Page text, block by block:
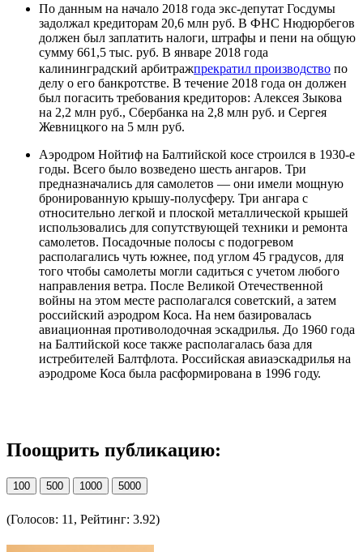
По данным на начало 2018 года экс-депутат Госдумы
задолжал кредиторам 20,6 млн руб. В ФНС Нюдюрбегов
должен был заплатить налоги, штрафы и пени на общую
сумму 661,5 тыс. руб. В январе 2018 года
калининградский арбитражпрекратил производство по
делу о его банкротстве. В течение 2018 года он должен
был погасить требования кредиторов: Алексея Зыкова
на 2,2 млн руб., Сбербанка на 2,8 млн руб. и Сергея
Жевницкого на 5 млн руб.
Аэродром Нойтиф на Балтийской косе строился в 1930-е
годы. Всего было возведено шесть ангаров. Три
предназначались для самолетов — они имели мощную
бронированную крышу-полусферу. Три ангара с
относительно легкой и плоской металлической крышей
использовались для сопутствующей техники и ремонта
самолетов. Посадочные полосы с подогревом
располагались чуть южнее, под углом 45 градусов, для
того чтобы самолеты могли садиться с учетом любого
направления ветра. После Великой Отечественной
войны на этом месте располагался советский, а затем
российский аэродром Коса. На нем базировалась
авиационная противолодочная эскадрилья. До 1960 года
на Балтийской косе также располагалась база для
истребителей Балтфлота. Российская авиаэскадрилья на
аэродроме Коса была расформирована в 1996 году.
Поощрить публикацию:
100 500 1000 5000
(Голосов: 11, Рейтинг: 3.92)